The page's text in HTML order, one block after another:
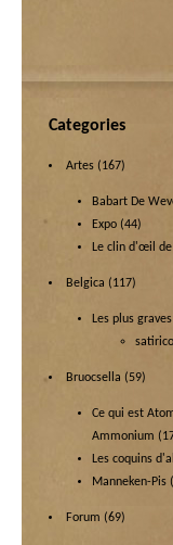
Categories
Artes (167)
Babart De
Expo (44)
Le clin d'œil
Belgica (117)
Les plus graves
Bruocsella (59)
Ce qui est
Ammonium
Les coquins
Manneken-Pis
Forum (69)